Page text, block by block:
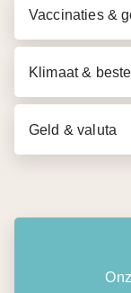
Vaccinaties &
Klimaat &
Geld & valuta